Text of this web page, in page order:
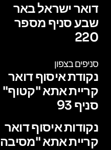
דואר ישראל באר
שבע סניף מספר
220
סניפים בצפון
נקודת איסוף דואר
קריית אתא "קטוף"
סניף 93
נקודות איסוף דואר
קריית אתא "מסיבה